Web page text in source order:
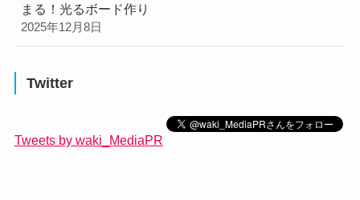
まる！光るボード作り
2025年12月8日
Twitter
Tweets by waki_MediaPR